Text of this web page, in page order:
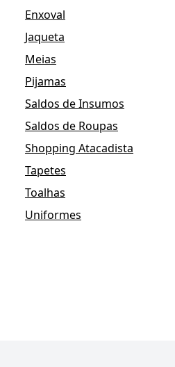
Enxoval
Jaqueta
Meias
Pijamas
Saldos de Insumos
Saldos de Roupas
Shopping Atacadista
Tapetes
Toalhas
Uniformes